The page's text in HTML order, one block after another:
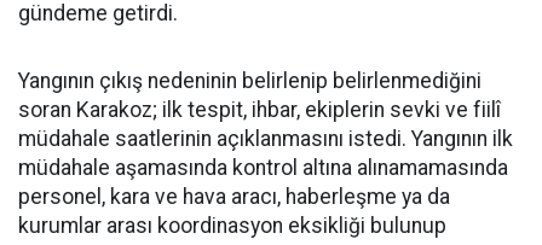
gündeme getirdi.
Yangının çıkış nedeninin belirlenip belirlenmediğini
soran Karakoz; ilk tespit, ihbar, ekiplerin sevki ve fiilî
müdahale saatlerinin açıklanmasını istedi. Yangının ilk
müdahale aşamasında kontrol altına alınamamasında
personel, kara ve hava aracı, haberleşme ya da
kurumlar arası koordinasyon eksikliği bulunup